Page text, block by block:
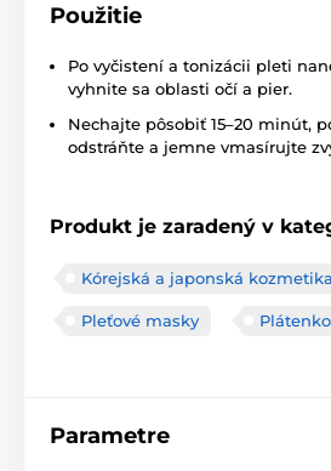
Použitie
Po vyčistení a tonizácii pleti
vyhnite sa oblasti očí a pier.
Nechajte pôsobiť 15–20 minút,
odstráňte a jemne vmasírujte
Produkt je zaradený v
Kórejská a japonská kozmetika
Pleťové masky
Parametre